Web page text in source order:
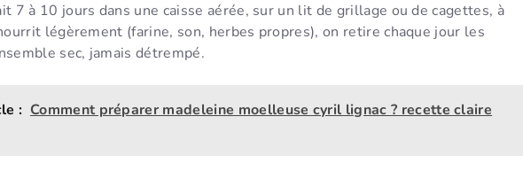
7 à 10 jours dans une caisse aérée, sur un lit de grillage ou de cagettes, à
légèrement (farine, son, herbes propres), on retire chaque jour les
sec, jamais détrempé.
: Comment préparer madeleine moelleuse cyril lignac ? recette claire